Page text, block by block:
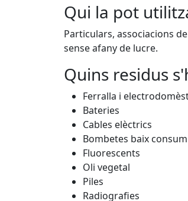
Qui la pot
Particulars, associacions
sense afany de lucre.
Quins residus
Ferralla i
Bateries
Cables elèctrics
Bombetes baix consum
Fluorescents
Oli vegetal
Piles
Radiografies